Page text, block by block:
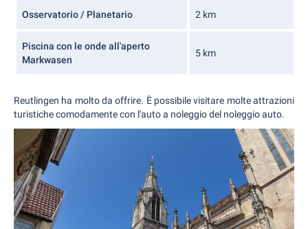
Osservatorio / Planetario 2 km
Piscina con le onde all'aperto
Markwasen
5 km
Reutlingen ha molto da offrire. È possibile visitare molte attrazioni
turistiche comodamente con l'auto a noleggio del noleggio auto.